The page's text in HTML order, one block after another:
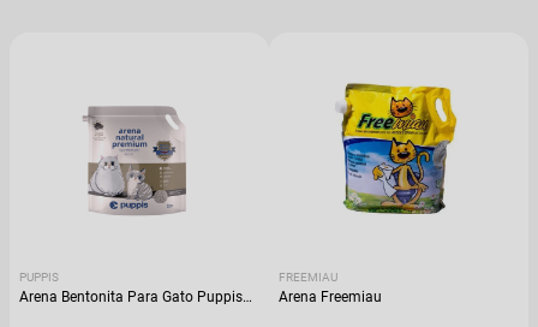
PUPPIS
Arena Bentonita Para Gato Puppis
FREEMIAU
Arena Freemiau